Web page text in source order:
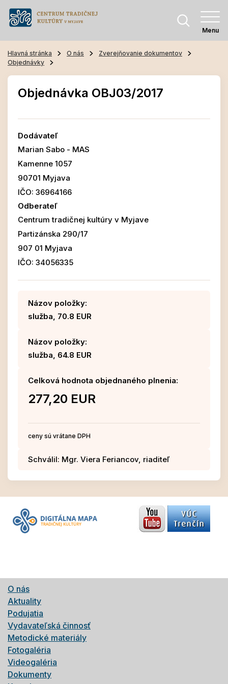
Menu
Hlavná stránka O nás
Zverejňovanie dokumentov
Objednávky
Objednávka OBJ03/2017
Dodávateľ
Marian Sabo - MAS
Kamenne 1057
90701 Myjava
IČO: 36964166
Odberateľ
Centrum tradičnej kultúry v Myjave
Partizánska 290/17
907 01 Myjava
IČO: 34056335
Názov položky:
služba, 70.8 EUR
Názov položky:
služba, 64.8 EUR
Celková hodnota objednaného plnenia:
277,20 EUR
ceny sú vrátane DPH
Schválil: Mgr. Viera Feriancov, riaditeľ
O nás
Aktuality
Podujatia
Vydavateľská činnosť
Metodické materiály
Fotogaléria
Videogaléria
Dokumenty